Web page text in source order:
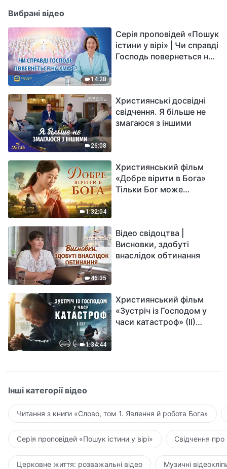
Вибрані відео
14:28
Серія проповідей «Пошук
істини у вірі» | Чи справді
Господь повернеться на
26:08
Християнські досвідні
свідчення. Я більше не
змагаюся з іншими
1:32:04
Християнський фільм
«Добре вірити в Бога»
Тільки Бог може
46:35
Відео свідоцтва |
Висновки, здобуті
внаслідок обтинання
1:34:44
Християнський фільм
«Зустріч із Господом у
часи катастроф» (II)
Інші категорії відео
Читання з книги «Слово, том 1. Явлення й робота Бога»
Серія проповідей «Пошук істини у вірі» Свідчення
Церковне життя: розважальні відео Музичні